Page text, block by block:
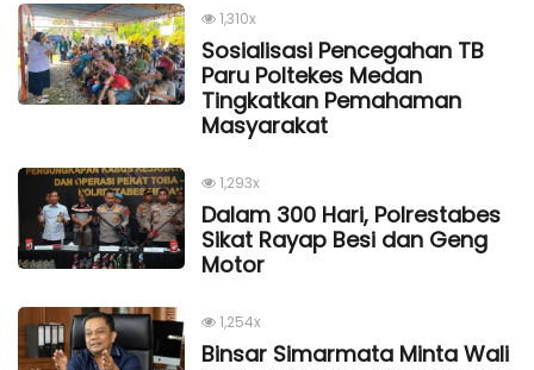
1,310x
Sosialisasi Pencegahan TB
Paru Poltekes Medan
Tingkatkan Pemahaman
Masyarakat
1,293x
Dalam 300 Hari, Polrestabes
Sikat Rayap Besi dan Geng
Motor
1,254x
Binsar Simarmata Minta Wali